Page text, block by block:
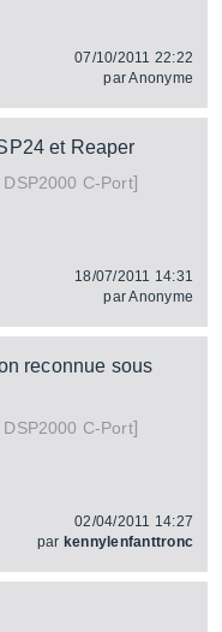
07/10/2011 22:22
parAnonyme
et Reaper
C-Port]
18/07/2011 14:31
parAnonyme
reconnue sous
C-Port]
02/04/2011 14:27
par kennylenfanttronc